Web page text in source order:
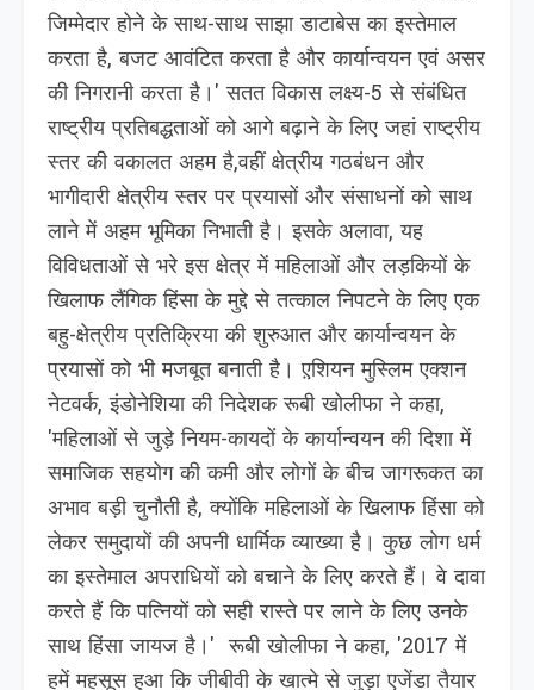
जिम्मेदार होने के साथ-साथ साझा डाटाबेस का इस्तेमाल
करता है, बजट आवंटित करता है और कार्यान्वयन एवं असर
की निगरानी करता है।' सतत विकास लक्ष्य-5 से संबंधित
राष्ट्रीय प्रतिबद्धताओं को आगे बढ़ाने के लिए जहां राष्ट्रीय
स्तर की वकालत अहम है,वहीं क्षेत्रीय गठबंधन और
भागीदारी क्षेत्रीय स्तर पर प्रयासों और संसाधनों को साथ
लाने में अहम भूमिका निभाती है। इसके अलावा, यह
विविधताओं से भरे इस क्षेत्र में महिलाओं और लड़कियों के
खिलाफ लैंगिक हिंसा के मुद्दे से तत्काल निपटने के लिए एक
बहु-क्षेत्रीय प्रतिक्रिया की शुरुआत और कार्यान्वयन के
प्रयासों को भी मजबूत बनाती है। ए़शियन मुस्लिम एक्शन
नेटवर्क, इंडोनेशिया की निदेशक रूबी खोलीफा ने कहा,
'महिलाओं से जुड़े नियम-कायदों के कार्यान्वयन की दिशा में
समाजिक सहयोग की कमी और लोगों के बीच जागरूकत का
अभाव बड़ी चुनौती है, क्योंकि महिलाओं के खिलाफ हिंसा को
लेकर समुदायों की अपनी धार्मिक व्याख्या है। कुछ लोग धर्म
का इस्तेमाल अपराधियों को बचाने के लिए करते हैं। वे दावा
करते हैं कि पत्नियों को सही रास्ते पर लाने के लिए उनके
साथ हिंसा जायज है।' रूबी खोलीफा ने कहा, '2017 में
हमें महसूस हुआ कि जीबीवी के खात्मे से जुड़ा एजेंडा तैयार